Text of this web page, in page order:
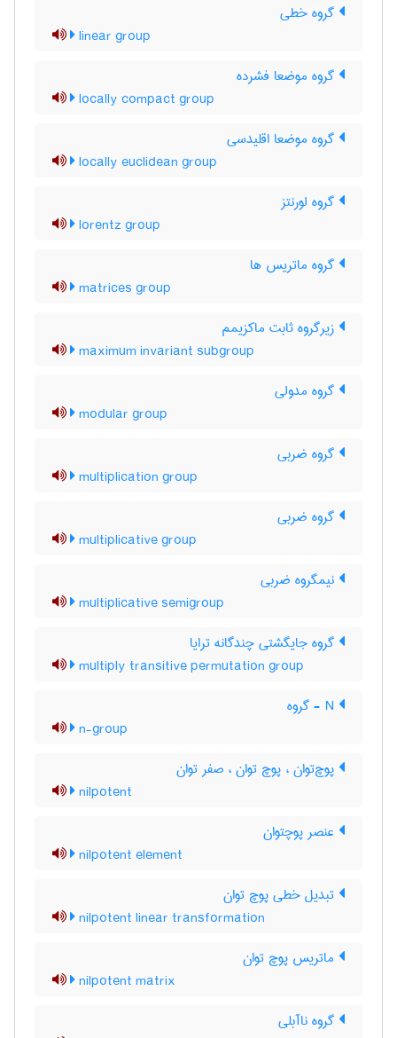
گروه خطی
linear group
گروه موضعا فشرده
locally compact group
گروه موضعا اقلیدسی
locally euclidean group
گروه لورنتز
lorentz group
گروه ماتریس ها
matrices group
زیرگروه ثابت ماکزیمم
maximum invariant subgroup
گروه مدولی
modular group
گروه ضربی
multiplication group
گروه ضربی
multiplicative group
نیمگروه ضربی
multiplicative semigroup
گروه جایگشتی چندگانه ترایا
multiply transitive permutation group
n-group
پوچ‌توان ، پوچ توان ، صفر توان
nilpotent
عنصر پوچتوان
nilpotent element
تبدیل خطی پوچ توان
nilpotent linear transformation
ماتریس پوچ توان
nilpotent matrix
گروه ناآبلی